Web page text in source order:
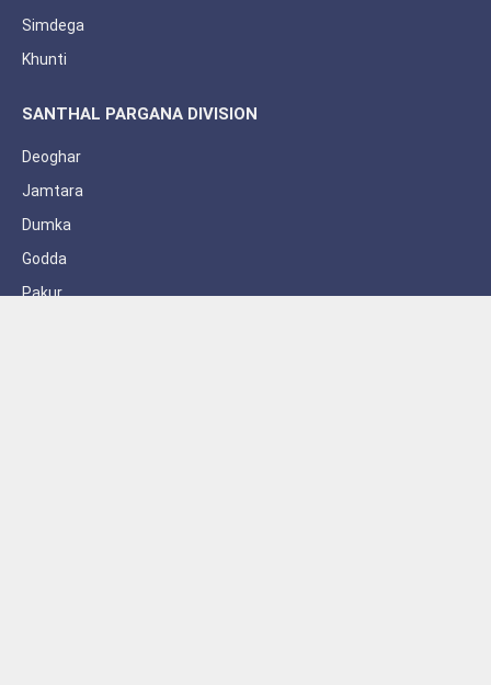
Simdega
Khunti
SANTHAL PARGANA DIVISION
Deoghar
Jamtara
Dumka
Godda
Pakur